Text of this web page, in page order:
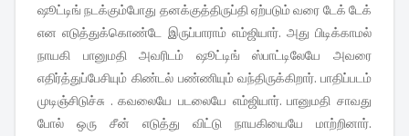
ஷூட்டிங் நடக்கும்போது தனக்குத்திருப்தி ஏற்படும் வரை டேக் டேக்
என எடுத்துக்கொண்டே இருப்பாராம் எம்ஜியார். அது பிடிக்காமல்
நாயகி பானுமதி அவரிடம் ஷூட்டிங் ஸ்பாட்டிலேயே அவரை
எதிர்த்துப்பேசியும் கிண்டல் பண்ணியும் வந்திருக்கிறார். பாதிப்படம்
முடிஞ்சிடுச்சு . கவலையே படலையே எம்ஜியார். பானுமதி சாவது
போல் ஒரு சீன் எடுத்து விட்டு நாயகியையே மாற்றினார்.